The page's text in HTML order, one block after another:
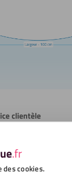
cookies.
clientèle
clientèle